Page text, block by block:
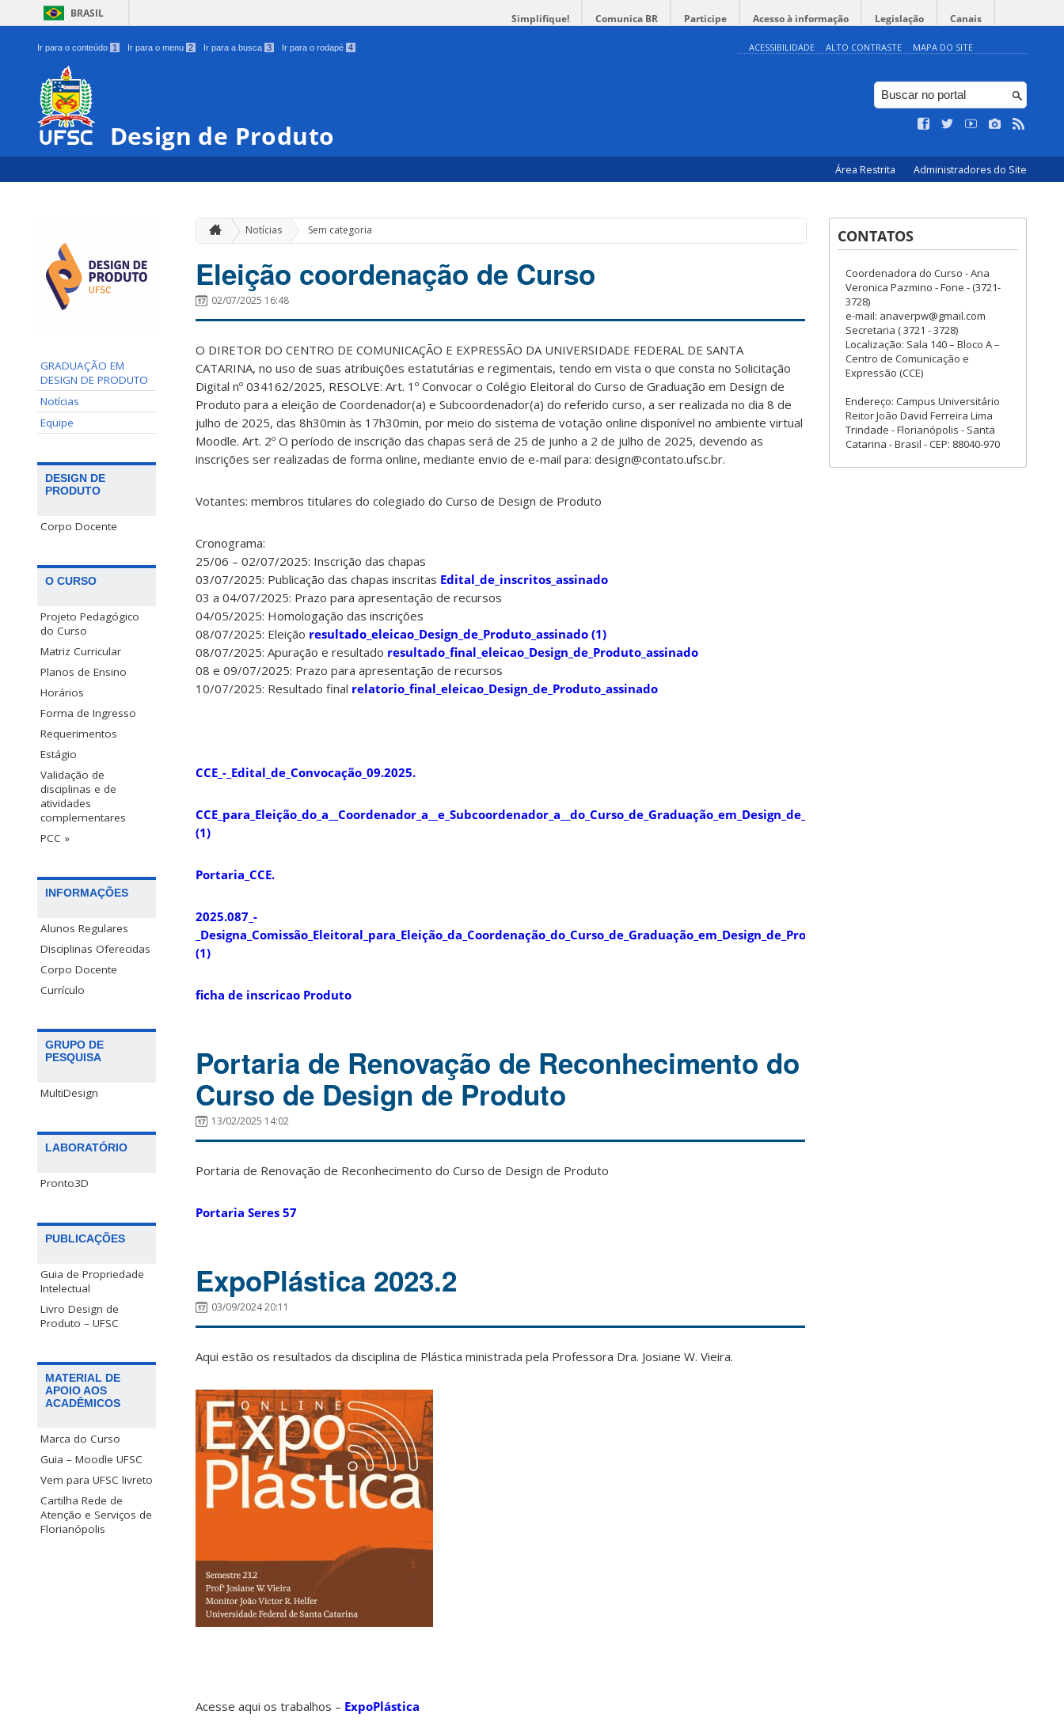
BRASIL Simplifique! Comunica BR Participe Acesso à informação Legislação Canais
Ir para o conteúdo 1 Ir para o menu 2 Ir para a busca 3 Ir para o rodapé 4 ACESSIBILIDADE ALTO CONTRASTE MAPA DO SITE
Design de Produto
Área Restrita Administradores do Site
GRADUAÇÃO EM
DESIGN DE PRODUTO
Notícias
Equipe
DESIGN DE
PRODUTO
Corpo Docente
O CURSO
Projeto Pedagógico
do Curso
Matriz Curricular
Planos de Ensino
Horários
Forma de Ingresso
Requerimentos
Estágio
Validação de
disciplinas e de
atividades
complementares
PCC »
INFORMAÇÕES
Alunos Regulares
Disciplinas Oferecidas
Corpo Docente
Currículo
GRUPO DE
PESQUISA
MultiDesign
LABORATÓRIO
Pronto3D
PUBLICAÇÕES
Guia de Propriedade
Intelectual
Livro Design de
Produto – UFSC
MATERIAL DE
APOIO AOS
ACADÊMICOS
Marca do Curso
Guia – Moodle UFSC
Vem para UFSC livreto
Cartilha Rede de
Atenção e Serviços de
Florianópolis
Notícias Sem categoria
Eleição coordenação de Curso
02/07/2025 16:48
O DIRETOR DO CENTRO DE COMUNICAÇÃO E EXPRESSÃO DA UNIVERSIDADE FEDERAL DE SANTA
CATARINA, no uso de suas atribuições estatutárias e regimentais, tendo em vista o que consta no Solicitação
Digital nº 034162/2025, RESOLVE: Art. 1º Convocar o Colégio Eleitoral do Curso de Graduação em Design de
Produto para a eleição de Coordenador(a) e Subcoordenador(a) do referido curso, a ser realizada no dia 8 de
julho de 2025, das 8h30min às 17h30min, por meio do sistema de votação online disponível no ambiente virtual
Moodle. Art. 2º O período de inscrição das chapas será de 25 de junho a 2 de julho de 2025, devendo as
inscrições ser realizadas de forma online, mediante envio de e-mail para: design@contato.ufsc.br.
Votantes: membros titulares do colegiado do Curso de Design de Produto
Cronograma:
25/06 – 02/07/2025: Inscrição das chapas
03/07/2025: Publicação das chapas inscritas Edital_de_inscritos_assinado
03 a 04/07/2025: Prazo para apresentação de recursos
04/05/2025: Homologação das inscrições
08/07/2025: Eleição resultado_eleicao_Design_de_Produto_assinado (1)
08/07/2025: Apuração e resultado resultado_final_eleicao_Design_de_Produto_assinado
08 e 09/07/2025: Prazo para apresentação de recursos
10/07/2025: Resultado final relatorio_final_eleicao_Design_de_Produto_assinado
CCE_-_Edital_de_Convocação_09.2025.
CCE_para_Eleição_do_a__Coordenador_a__e_Subcoordenador_a__do_Curso_de_Graduação_em_Design_de_Produto
(1)
Portaria_CCE.
2025.087_-
_Designa_Comissão_Eleitoral_para_Eleição_da_Coordenação_do_Curso_de_Graduação_em_Design_de_Produto
(1)
ficha de inscricao Produto
Portaria de Renovação de Reconhecimento do
Curso de Design de Produto
13/02/2025 14:02
Portaria de Renovação de Reconhecimento do Curso de Design de Produto
Portaria Seres 57
ExpoPlástica 2023.2
03/09/2024 20:11
Aqui estão os resultados da disciplina de Plástica ministrada pela Professora Dra. Josiane W. Vieira.
Acesse aqui os trabalhos – ExpoPlástica
CONTATOS
Coordenadora do Curso - Ana
Veronica Pazmino - Fone - (3721-
3728)
e-mail: anaverpw@gmail.com
Secretaria ( 3721 - 3728)
Localização: Sala 140 – Bloco A –
Centro de Comunicação e
Expressão (CCE)
Endereço: Campus Universitário
Reitor João David Ferreira Lima
Trindade - Florianópolis - Santa
Catarina - Brasil - CEP: 88040-970